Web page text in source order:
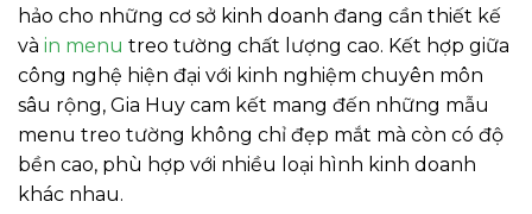
hảo cho những cơ sở kinh doanh đang cần thiết kế
và in menu treo tường chất lượng cao. Kết hợp giữa
công nghệ hiện đại với kinh nghiệm chuyên môn
sâu rộng, Gia Huy cam kết mang đến những mẫu
menu treo tường không chỉ đẹp mắt mà còn có độ
bền cao, phù hợp với nhiều loại hình kinh doanh
khác nhau.